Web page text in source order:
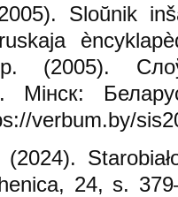
Sloŭnik
(2005).
Мiнск:
verbum.by/
24, s.